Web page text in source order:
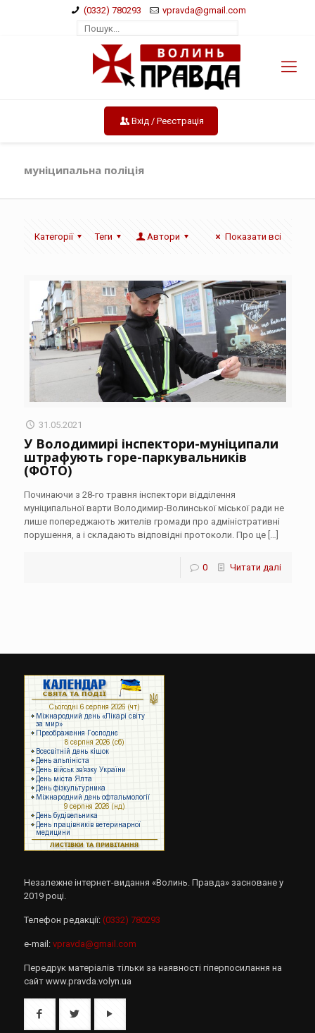
(0332) 780293 vpravda@gmail.com
Вхід / Реєстрація
муніципальна поліція
Категорії Теги Автори Показати всі
31.05.2021
У Володимирі інспектори-муніципали
штрафують горе-паркувальників
(ФОТО)
Починаючи з 28-го травня інспектори відділення
муніципальної варти Володимир-Волинської міської ради не
лише попереджають жителів громади про адміністративні
порушення, а і складають відповідні протоколи. Про це[…]
0 Читати далі
Незалежне інтернет-видання «Волинь. Правда» засноване у
2019 році.
Телефон редакції: (0332) 780293
e-mail: vpravda@gmail.com
Передрук матеріалів тільки за наявності гіперпосилання на
сайт www.pravda.volyn.ua